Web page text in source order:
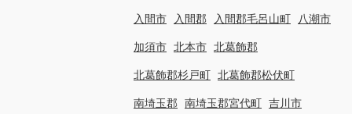
入間市 入間郡 入間郡毛呂山町 八潮市
加須市 北本市 北葛飾郡
北葛飾郡杉戸町 北葛飾郡松伏町
南埼玉郡 南埼玉郡宮代町 吉川市